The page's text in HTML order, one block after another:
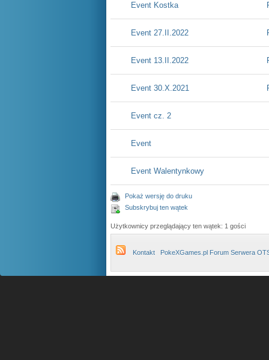
Event Kostka
Event 27.II.2022
Event 13.II.2022
Event 30.X.2021
Event cz. 2
Event
Event Walentynkowy
Pokaż wersję do druku
Subskrybuj ten wątek
Użytkownicy przeglądający ten wątek: 1 gości
Kontakt PokeXGames.pl Forum Serwera